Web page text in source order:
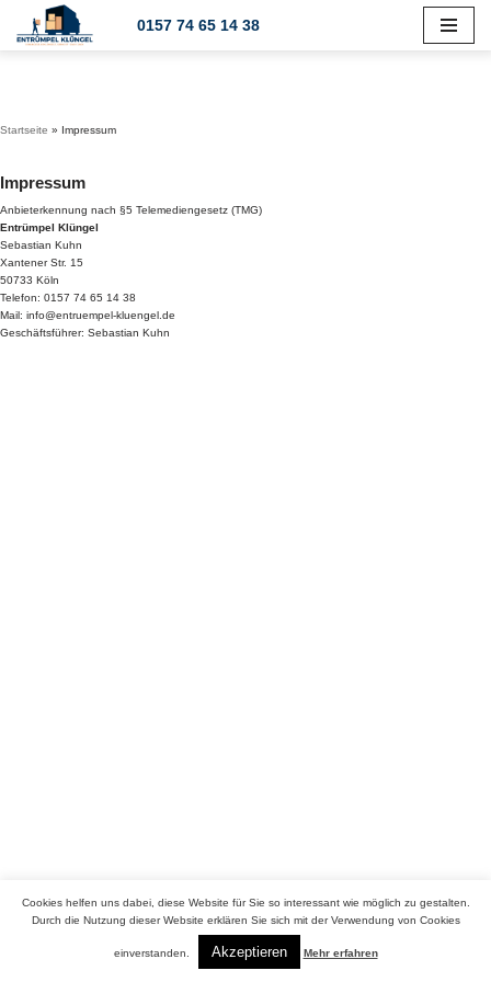
0157 74 65 14 38
Startseite » Impressum
Impressum
Anbieterkennung nach §5 Telemediengesetz (TMG)
Entrümpel Klüngel
Sebastian Kuhn
Xantener Str. 15
50733 Köln
Telefon: 0157 74 65 14 38
Mail: info@entruempel-kluengel.de
Geschäftsführer: Sebastian Kuhn
Copyrights © 2021. All Rights Reserved
Cookies helfen uns dabei, diese Website für Sie so interessant wie möglich zu gestalten.
Durch die Nutzung dieser Website erklären Sie sich mit der Verwendung von Cookies
einverstanden. Akzeptieren Mehr erfahren